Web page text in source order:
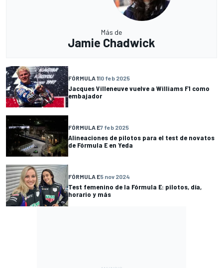
Más de
Jamie Chadwick
FÓRMULA 110 feb 2025
Jacques Villeneuve vuelve a Williams F1 como
embajador
FÓRMULA E7 feb 2025
Alineaciones de pilotos para el test de novatos
de Fórmula E en Yeda
FÓRMULA E5 nov 2024
Test femenino de la Fórmula E: pilotos, día,
horario y más